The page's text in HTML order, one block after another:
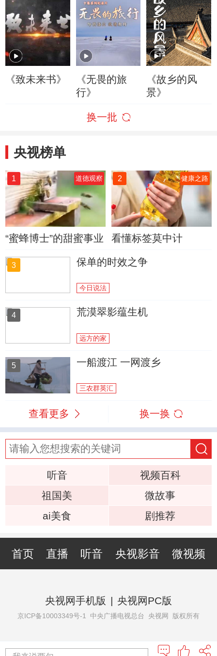
《致未来书》
《无畏的旅
行》
《故乡的风
景》
换一批
央视榜单
1 道德观察
“蜜蜂博士”的甜蜜事业
2 健康之路
看懂标签莫中计
3 保单的时效之争
今日说法
4 荒漠翠影蕴生机
远方的家
5 一船渡江 一网渡乡
三农群英汇
查看更多 换一换
听音
视频百科
祖国美
微故事
ai美食
剧推荐
首页 直播 听音 央视影音 微视频
央视网手机版 | 央视网PC版
京ICP备10003349号-1 中央广播电视总台 央视网 版权所有